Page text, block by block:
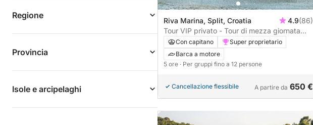
Regione
Provincia
Isole e arcipelaghi
Riva Marina, Split, Croatia 4.9(86)
Tour VIP privato - Tour di mezza giornata
delle 3 isole: Lagune Blu, Naufragio e Trogir
o Maslinica
Con capitano
Super proprietario
Barca a motore
5 ore · Per gruppi fino a 12 persone
Cancellazione flessibile A partire da 650 €